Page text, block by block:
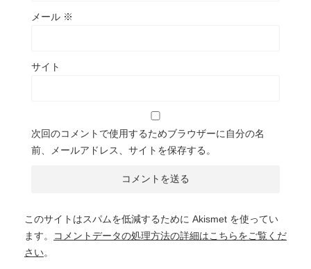
メール ※
サイト
次回のコメントで使用するためブラウザーに自分の名
前、メールアドレス、サイトを保存する。
このサイトはスパムを低減するために Akismet を使ってい
ます。
コメントデータの処理方法の詳細はこちらをご覧くだ
さい。